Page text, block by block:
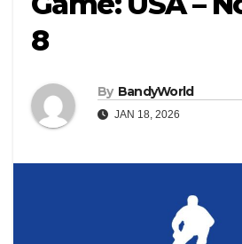
8
By BandyWorld
JAN 18, 2026